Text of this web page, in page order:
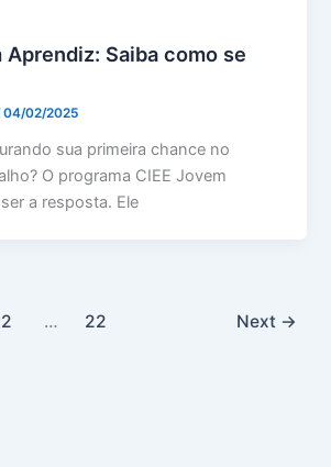
Aprendiz: Saiba como se
04/02/2025
sua primeira chance no
O programa CIEE Jovem
a resposta. Ele
2 … 22 Next →